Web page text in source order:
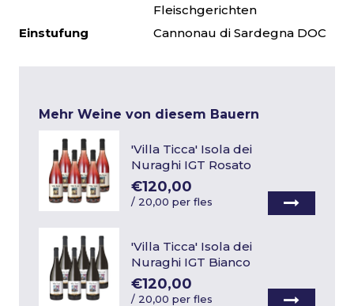
Fleischgerichten
Einstufung
Cannonau di Sardegna DOC
Mehr Weine von diesem Bauern
'Villa Ticca' Isola dei
Nuraghi IGT Rosato
€120,00
/ 20,00 per fles
'Villa Ticca' Isola dei
Nuraghi IGT Bianco
€120,00
/ 20,00 per fles